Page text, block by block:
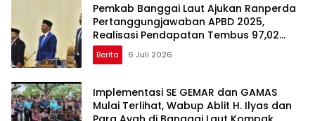
Pemkab Banggai Laut Ajukan Ranperda
Pertanggungjawaban APBD 2025,
Realisasi Pendapatan Tembus 97,02
Persen
Berita 6 Juli 2026
Implementasi SE GEMAR dan GAMAS
Mulai Terlihat, Wabup Ablit H. Ilyas dan